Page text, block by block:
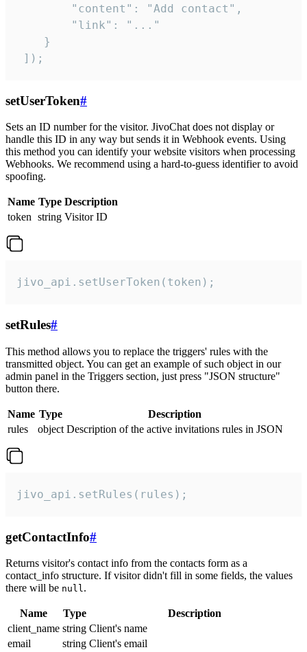
        "content": "Add contact",
        "link": "..."
    }
]);
setUserToken#
Sets an ID number for the visitor. JivoChat does not display or
handle this ID in any way but sends it in Webhook events. Using
this method you can identify your website visitors when processing
Webhooks. We recommend using a hard-to-guess identifier to avoid
spoofing.
Name Type Description
token string Visitor ID
jivo_api.setUserToken(token);
setRules#
This method allows you to replace the triggers' rules with the
transmitted object. You can get an example of such object in our
admin panel in the Triggers section, just press "JSON structure"
button there.
Name Type
Description
rules
object Description of the active invitations rules in JSON
jivo_api.setRules(rules);
getContactInfo#
Returns visitor's contact info from the contacts form as a
contact_info structure. If visitor didn't fill in some fields, the values
there will be null.
Name Type
Description
client_name string Client's name
email
string Client's email